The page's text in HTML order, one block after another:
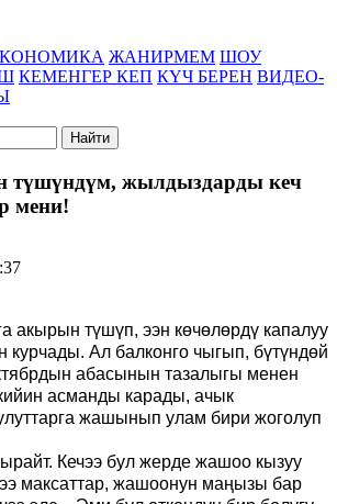
ЖАНИРМЕМ ШОУ
КЕМЕНГЕР КЕП КҮЧ БЕРЕН ВИДЕО-
Найти
түшүндүм, жылдыздарды кеч
мени!
акырын түшүп, ээн көчөлөрдү капалуу
курчады. Ал балконго чыгып, бүтүндөй
абасынын тазалыгы менен
асманды карады, ачык
жашынып улам бири жоголуп
Кечээ бул жерде жашоо кызуу
максаттар, жашоонун маңызы бар